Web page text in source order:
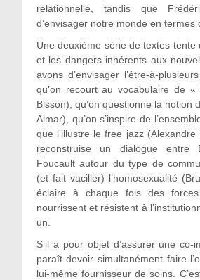
relationnelle, tandis que
d’envisager notre monde en termes
Une deuxième série de textes
et les dangers inhérents aux
avons d’envisager l’être-à-
qu’on recourt au vocabulaire de «
Bisson), qu’on questionne la notion
Almar), qu’on s’inspire de
que l’illustre le free jazz (Alexandre
reconstruise un dialogue entre
Foucault autour du type de
(et fait vaciller) l’homosexualité
éclaire à chaque fois des
nourrissent et résistent à
un.
S’il a pour objet d’assurer une co-
paraît devoir simultanément faire
lui-même fournisseur de soins.